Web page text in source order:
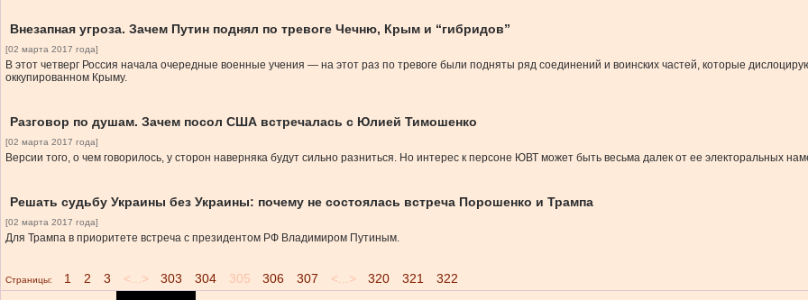
Внезапная угроза. Зачем Путин поднял по тревоге Чечню, Крым и “гибридов”
[02 марта 2017 года]
В этот четверг Россия начала очередные военные учения — на этот раз по тревоге были подняты ряд соединений и воинских частей, которые
оккупированном Крыму.
Разговор по душам. Зачем посол США встречалась с Юлией Тимошенко
[02 марта 2017 года]
Версии того, о чем говорилось, у сторон наверняка будут сильно разниться. Но интерес к персоне ЮВТ может быть весьма далек от ее электоральных
Решать судьбу Украины без Украины: почему не состоялась встреча Порошенко и Трампа
[02 марта 2017 года]
Для Трампа в приоритете встреча с президентом РФ Владимиром Путиным.
Страницы: 1 2 3 <...> 303 304 305 306 307 <...> 320 321 322